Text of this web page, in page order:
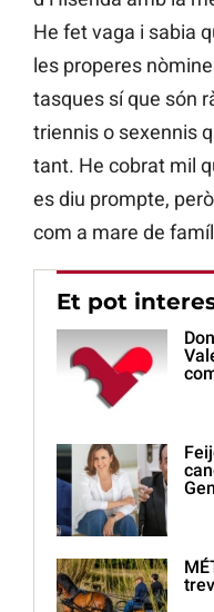
He fet vaga i sabia
les properes
tasques sí que són
triennis o sexennis
tant. He cobrat mil
es diu prompte,
com a mare de
Et pot